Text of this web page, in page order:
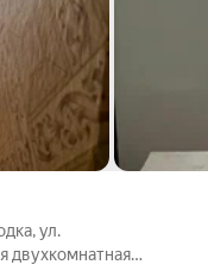
ул.
двухкомнатная